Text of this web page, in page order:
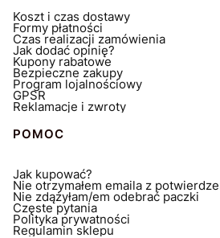
Koszt i czas dostawy
Formy płatności
Czas realizacji zamówienia
Jak dodać opinię?
Kupony rabatowe
Bezpieczne zakupy
Program lojalnościowy
GPSR
Reklamacje i zwroty
POMOC
Jak kupować?
Nie otrzymałem emaila z
Nie zdążyłam/em odebrać paczki
Częste pytania
Polityka prywatności
Regulamin sklepu